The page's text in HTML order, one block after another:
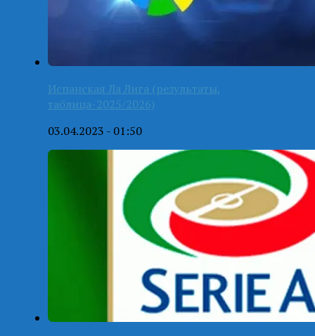
Испанская Ла Лига (результаты,
таблица-2025/2026)
03.04.2023 - 01:50